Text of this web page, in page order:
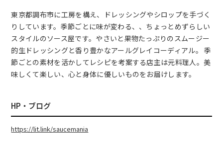
東京都調布市に工房を構え、ドレッシングやシロップを手づく
りしています。季節ごとに味が変わる、、ちょっとめずらしい
スタイルのソース屋です。やさいと果物たっぷりのスムージー
的生ドレッシングと香り豊かなアールグレイコーディアル。 季
節ごとの素材を活かしてレシピを考案する店主は元料理人。美
味しくて楽しい、心と身体に優しいものをお届けします。
HP・ブログ
https://lit.link/saucemania